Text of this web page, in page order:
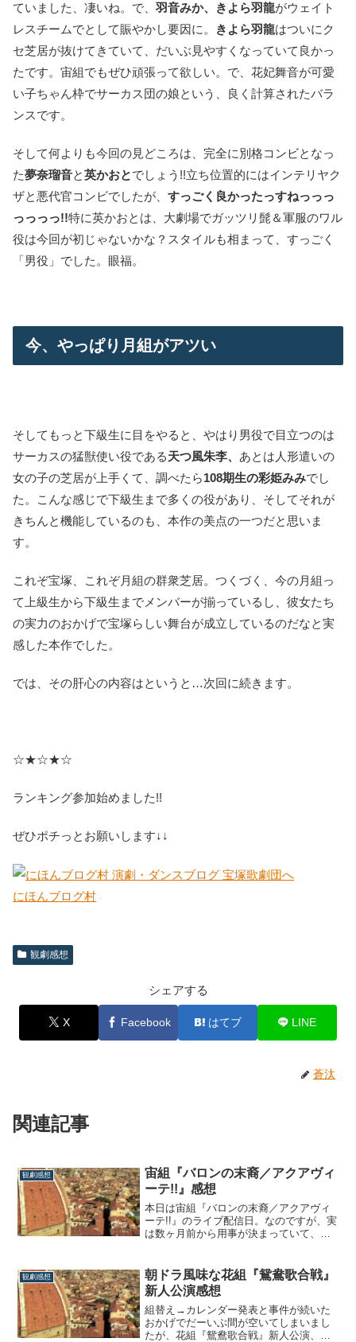
ていました、凄いね。で、 羽音みか、きよら羽龍がウェイト
レスチームでとして賑やかし要因に。
きよら羽龍はついにク
セ芝居が抜けてきていて、だいぶ見やすくなっていて良かっ
たです。宙組でもぜひ頑張って欲しい。で、花妃舞音が可愛
い子ちゃん枠でサーカス団の娘という、良く計算されたバラ
ンスです。
そして何よりも今回の見どころは、完全に別格コンビとなっ
た夢奈瑠音と英かおとでしょう!!立ち位置的にはインテリヤク
ザと悪代官コンビでしたが、 すっごく良かったっすねっっっ
っっっっ!!特に英かおとは、大劇場でガッツリ髭＆軍服のワル
役は今回が初じゃないかな？スタイルも相まって、すっごく
「男役」でした。眼福。
今、やっぱり月組がアツい
そしてもっと下級生に目をやると、やはり男役で目立つのは
サーカスの猛獣使い役である天つ風朱李、 あとは人形遣いの
女の子の芝居が上手くて、調べたら108期生の彩姫みみでし
た。こんな感じで下級生まで多くの役があり、そしてそれが
きちんと機能しているのも、本作の美点の一つだと思いま
す。
これぞ宝塚、これぞ月組の群衆芝居。つくづく、今の月組っ
て上級生から下級生までメンバーが揃っているし、彼女たち
の実力のおかげで宝塚らしい舞台が成立しているのだなと実
感した本作でした。
では、その肝心の内容はというと…次回に続きます。
☆★☆★☆
ランキング参加始めました!!
ぜひポチっとお願いします↓↓
にほんブログ村
観劇感想
シェアする
X Facebook はてブ LINE
蒼汰
関連記事
観劇感想
宙組『バロンの末裔／アクアヴィ
ーテ!!』感想
本日は宙組『バロンの末裔／アクアヴィ
ーテ!!』のライブ配信日。なのですが、実
は数ヶ月前から用事が決まっていて、見
こりゃ配信を見ろとの神のお告げやな!!と
思いながら、急遽見ることが出来たので
した。笑とはいえ前半30分は少しばかり
なが...
観劇感想
朝ドラ風味な花組『鴛鴦歌合戦』
新人公演感想
組替え→カレンダー発表と事件が続いた
おかげでだーいぶ間が空いてしまいまし
たが、花組『鴛鴦歌合戦』新人公演、ラ